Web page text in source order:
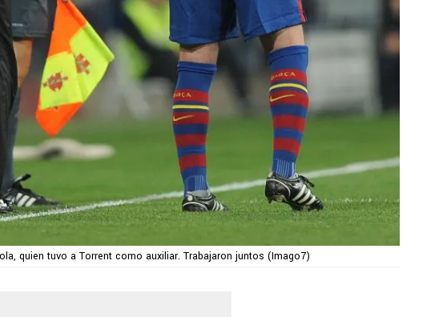
quien tuvo a Torrent como auxiliar. Trabajaron juntos (Imago7)